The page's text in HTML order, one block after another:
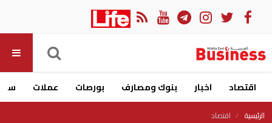
اقتصاد اخبار بنوك ومصارف بورصات عملات
الرئيسية اقتصاد